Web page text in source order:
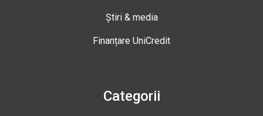
Știri & media
Finanțare UniCredit
Categorii